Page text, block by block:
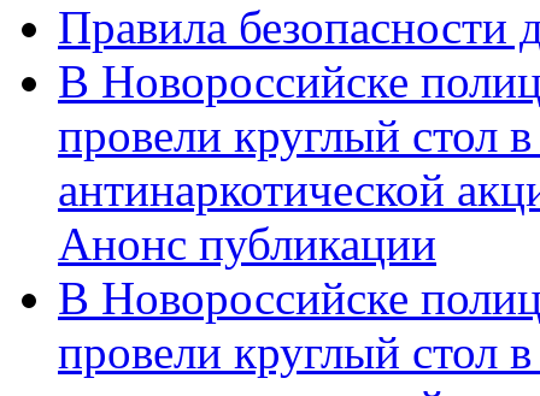
Правила безопасности
В Новороссийске
провели круглый стол
антинаркотической
Анонс публикации
В Новороссийске
провели круглый стол